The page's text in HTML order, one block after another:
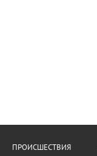
ПРОИСШЕСТВИЯ